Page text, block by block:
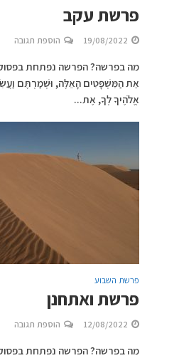
פרשת עקב
19/08/2022 הוספת תגובה
מה בפרשה? הפרשה נפתחת
אֵת הַמִּשְׁפָּטִים הָאֵלֶּה, וּשְׁמַרְתֶּם
אֱלֹהֶיךָ לְךָ, אֶת...
פרשת השבוע
פרשת ואתחנן
12/08/2022 הוספת תגובה
מה בפרשה? הפרשה נפתחת